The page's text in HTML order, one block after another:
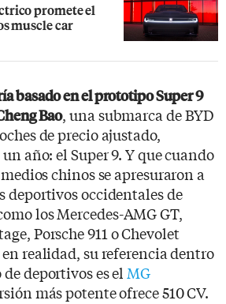
promete el
muscle car
basado en el prototipo Super 9
Bao, una submarca de BYD
de precio ajustado,
año: el Super 9. Y que cuando
chinos se apresuraron a
deportivos occidentales de
los Mercedes-AMG GT,
Porsche 911 o Chevolet
realidad, su referencia dentro
deportivos es el MG
más potente ofrece 510 CV.